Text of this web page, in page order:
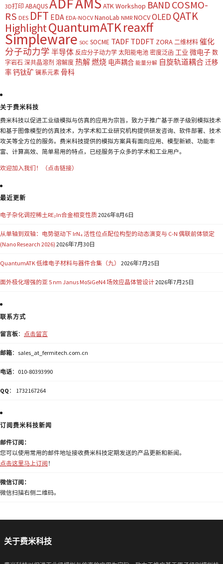
3D打印 ABAQUS ATK Workshop BAND COSMO-
RS DES DFT EDA EDA-NOCV NanoLab NMR NOCVOLED QATK
HighlightQuantumATKreaxff
Simpleware SOC SOCME TADF TDDFT ZORA 二维材料 催化
分子动力学 半导体 反应分子动力学 太阳能电池 密度泛函 工业 微电子 数
字岩石 深共晶溶剂 溶解度 热解燃烧 电声耦合 能量分解 自旋轨道耦合迁移
率钙钛矿 镧系元素 骨科
关于费米科技
费米科技以促进工业级模拟与仿真的应用为宗旨，致力于推广基于原子级别模拟技术
和基于图像模型的仿真技术，为学术和工业研究机构提供研发咨询、软件部署、技术
攻关等全方位的服务。费米科技提供的模拟方案具有面向应用、模型新颖、功能丰
富、计算高效、简单易用的特点，已经服务于众多的学术和工业用户。
欢迎加入我们！（点击链接）
最近更新
电子杂化调控稀土RE₂In合金相变性质2026年8月6日
从单轴到双轴：电势驱动下 IrN₄ 活性位点配位构型的动态演变与 C-N 偶联前体锁定
(Nano Research 2026) 2026年7月30日
QuantumATK 低维电子材料与器件合集（九） 2026年7月25日
面外极化增强的亚 5 nm Janus MoSiGeN4 场效应晶体管设计2026年7月25日
联系方式
留言板： 点击留言
邮箱：sales_at_fermitech.com.cn
电话：010-80393990
QQ ： 1732167264
订阅费米科技新闻
邮件订阅：
您可以使用常用的邮件地址接收费米科技定期发送的产品更新和新闻。
点击这里马上订阅 ！
微信订阅：
微信扫描右侧二维码。
关于费米科技